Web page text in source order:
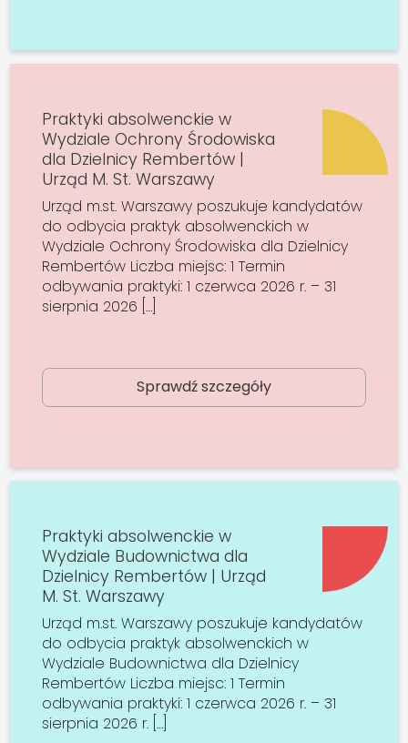
Praktyki absolwenckie w
Wydziale Ochrony Środowiska
dla Dzielnicy Rembertów |
Urząd M. St. Warszawy
Urząd m.st. Warszawy poszukuje kandydatów
do odbycia praktyk absolwenckich w
Wydziale Ochrony Środowiska dla Dzielnicy
Rembertów Liczba miejsc: 1 Termin
odbywania praktyki: 1 czerwca 2026 r. – 31
sierpnia 2026 […]
Sprawdź szczegóły
Praktyki absolwenckie w
Wydziale Budownictwa dla
Dzielnicy Rembertów | Urząd
M. St. Warszawy
Urząd m.st. Warszawy poszukuje kandydatów
do odbycia praktyk absolwenckich w
Wydziale Budownictwa dla Dzielnicy
Rembertów Liczba miejsc: 1 Termin
odbywania praktyki: 1 czerwca 2026 r. – 31
sierpnia 2026 r. […]